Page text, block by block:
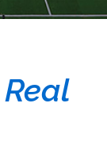
Real